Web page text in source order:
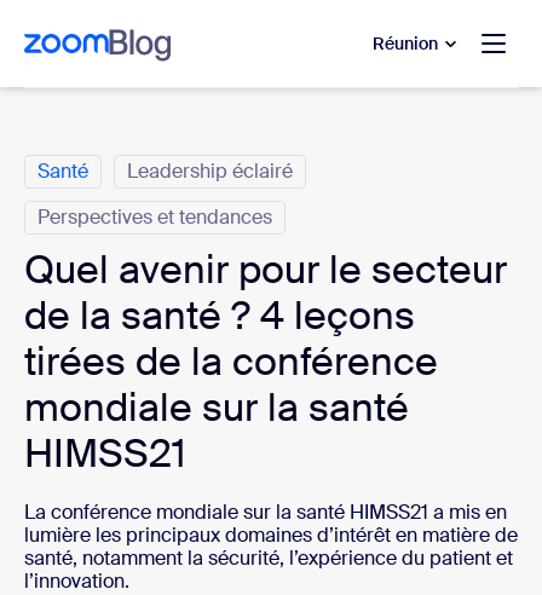
contenu principal
au chat d’aide
Réunion
Santé
Leadership éclairé
Perspectives et tendances
Quel avenir pour le secteur
de la santé ? 4 leçons
tirées de la conférence
mondiale sur la santé
HIMSS21
La conférence mondiale sur la santé HIMSS21 a mis en
lumière les principaux domaines d’intérêt en matière de
santé, notamment la sécurité, l’expérience du patient et
l’innovation.